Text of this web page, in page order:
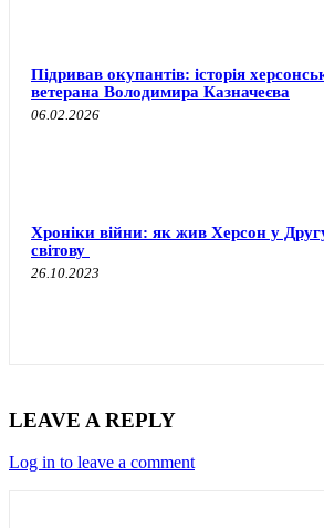
Підривав окупантів: історія
ветерана Володимира Казначеєва
06.02.2026
Хроніки війни: як жив Херсон у
світову
26.10.2023
LEAVE A REPLY
Log in to leave a comment